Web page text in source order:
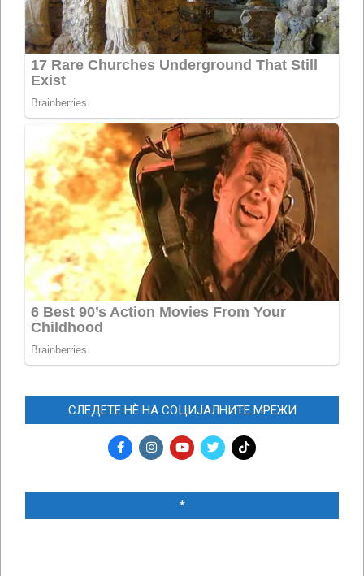
СЛЕДЕТЕ НЀ НА СОЦИЈАЛНИТЕ МРЕЖИ
*